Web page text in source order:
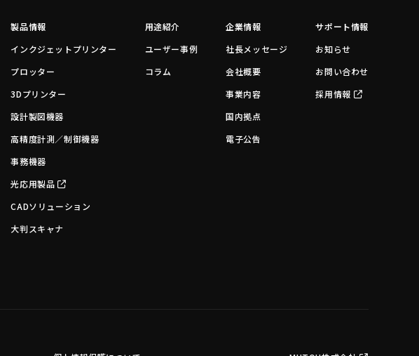
製品情報
インクジェットプリンター
プロッター
3Dプリンター
設計製図機器
高精度計測／制御機器
事務機器
光応用製品
CADソリューション
大判スキャナ
用途紹介
ユーザー事例
コラム
企業情報
社長メッセージ
会社概要
事業内容
国内拠点
電子公告
サポート情報
お知らせ
お問い合わせ
採用情報